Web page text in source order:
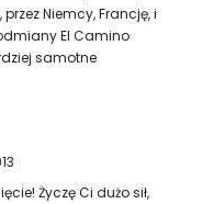
Niemcy, Francję, i
El Camino
samotne
Życzę Ci dużo sił,